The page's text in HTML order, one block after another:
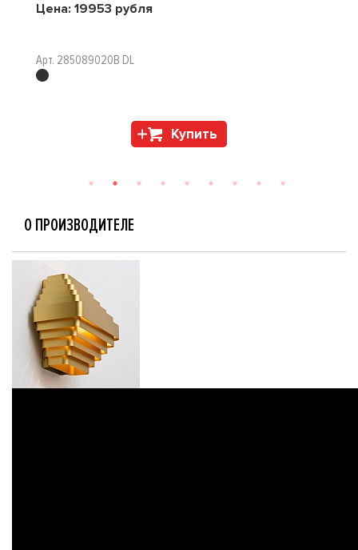
Цена: 19953 рубля
Арт. 285089020B DL
Купить
О ПРОИЗВОДИТЕЛЕ